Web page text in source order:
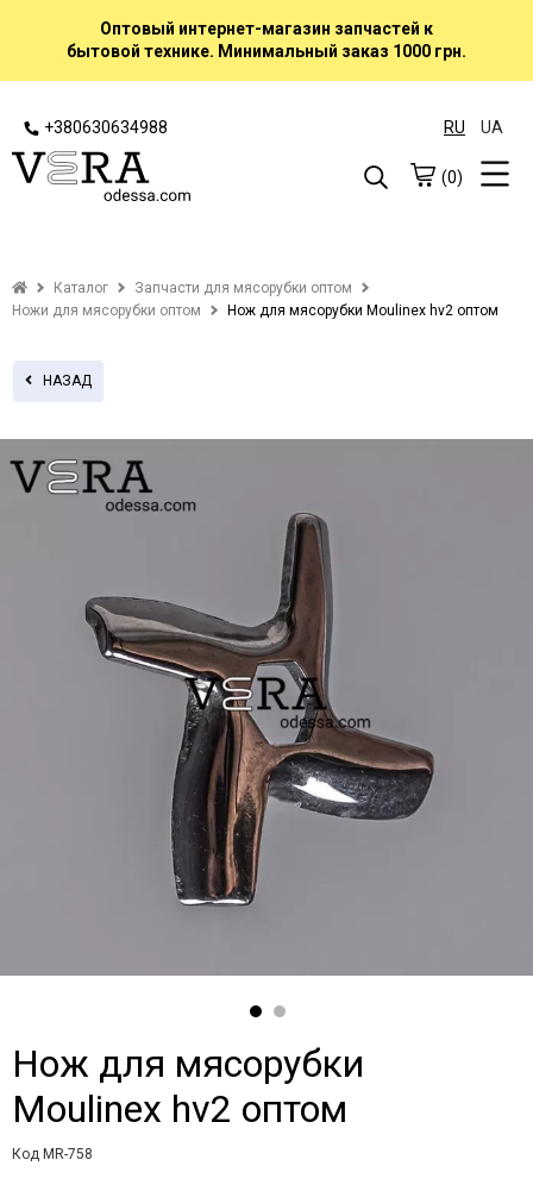
Оптовый интернет-магазин запчастей к
бытовой технике. Минимальный заказ 1000 грн.
+380630634988 RU UA
(0)
Каталог
Запчасти для мясорубки оптом
Ножи для мясорубки оптом
Нож для мясорубки Moulinex hv2 оптом
НАЗАД
Нож для мясорубки
Moulinex hv2 оптом
Код MR-758